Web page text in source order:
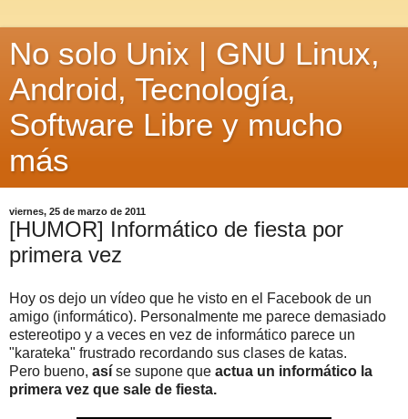
No solo Unix | GNU Linux,
Android, Tecnología,
Software Libre y mucho
más
viernes, 25 de marzo de 2011
[HUMOR] Informático de fiesta por
primera vez
Hoy os dejo un vídeo que he visto en el Facebook de un
amigo (informático). Personalmente me parece demasiado
estereotipo y a veces en vez de informático parece un
"karateka" frustrado recordando sus clases de katas.
Pero bueno, así se supone que actua un informático la
primera vez que sale de fiesta.